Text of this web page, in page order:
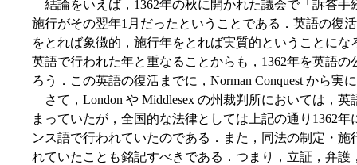
結論をいえば，1362年の秋に開かれた議会で「訴答手
施行がその翌年1月だったということである．英語の復
をとれば象徴的，施行年をとれば実質的ということに
英語で行われた年と重なることからも，1362年を英語
ろう．この英語の復活までに，Norman Conquest から実
さて，London や Middlesex の州裁判所においては，
まっていたが，全国的な法律としては上記の通り1362
ンス語で行われていたのである．また，同法の制定・
れていたことも銘記すべきである．つまり，立証，弁